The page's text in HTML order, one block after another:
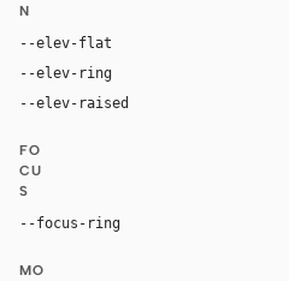
N
--elev-flat
--elev-ring
--elev-raised
FO
CU
S
--focus-ring
MO